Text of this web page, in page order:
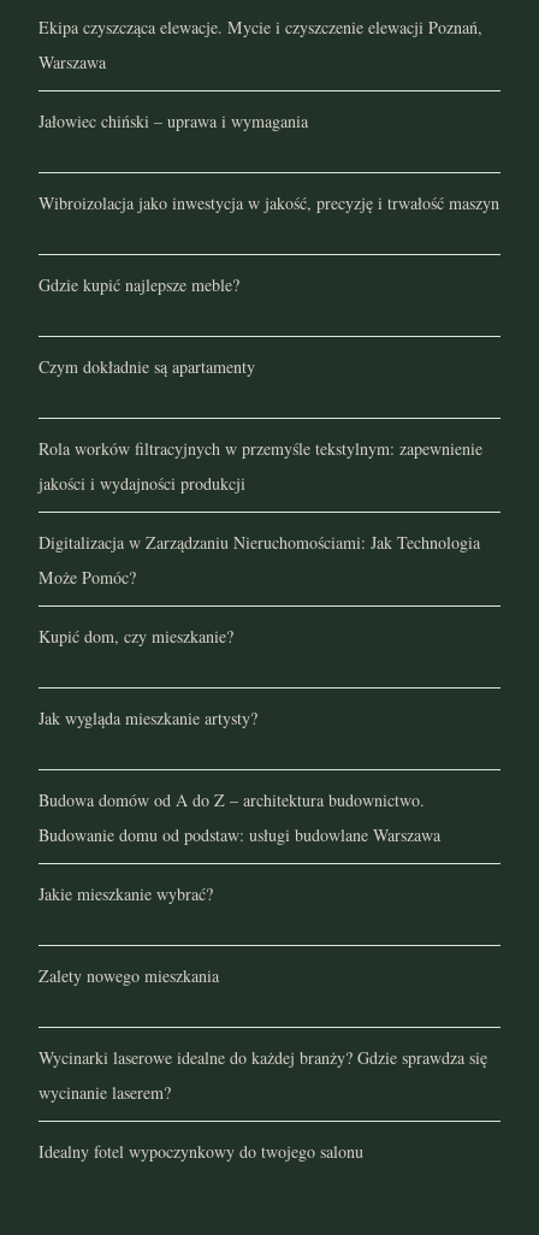
Ekipa czyszcząca elewacje. Mycie i czyszczenie elewacji Poznań,
Warszawa
Jałowiec chiński – uprawa i wymagania
Wibroizolacja jako inwestycja w jakość, precyzję i trwałość maszyn
Gdzie kupić najlepsze meble?
Czym dokładnie są apartamenty
Rola worków filtracyjnych w przemyśle tekstylnym: zapewnienie
jakości i wydajności produkcji
Digitalizacja w Zarządzaniu Nieruchomościami: Jak Technologia
Może Pomóc?
Kupić dom, czy mieszkanie?
Jak wygląda mieszkanie artysty?
Budowa domów od A do Z – architektura budownictwo.
Budowanie domu od podstaw: usługi budowlane Warszawa
Jakie mieszkanie wybrać?
Zalety nowego mieszkania
Wycinarki laserowe idealne do każdej branży? Gdzie sprawdza się
wycinanie laserem?
Idealny fotel wypoczynkowy do twojego salonu